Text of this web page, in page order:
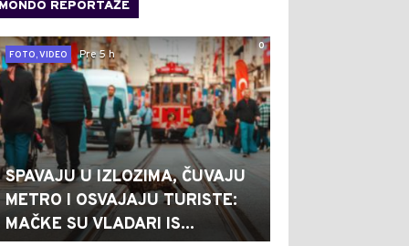
MONDO REPORTAŽE
0
FOTO, VIDEO
Pre 5 h
SPAVAJU U IZLOZIMA, ČUVAJU
METRO I OSVAJAJU TURISTE:
MAČKE SU VLADARI IS...